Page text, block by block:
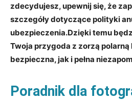
zdecydujesz, upewnij się, że
szczegóły dotyczące polityki
ubezpieczenia.Dzięki temu
Twoja przygoda z zorzą
bezpieczna, jak i pełna
Poradnik dla